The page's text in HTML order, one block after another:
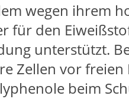
wegen ihrem
für den
unterstützt.
Zellen vor
beim